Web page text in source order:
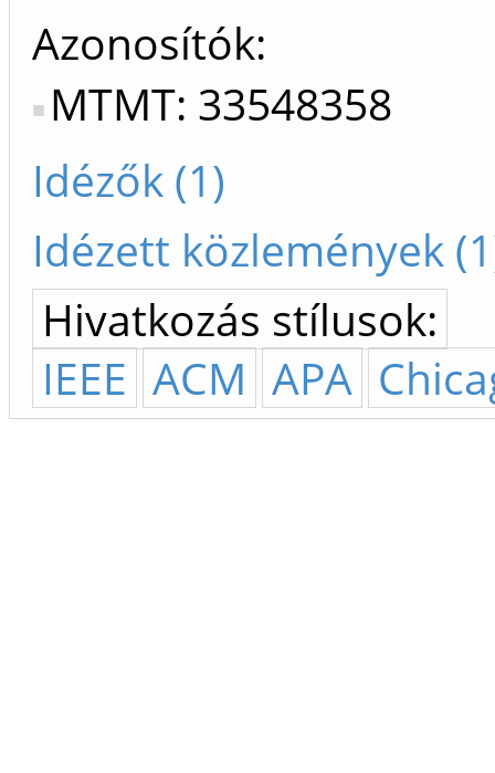
Azonosítók
MTMT: 33548358
Idézők (1)
Idézett közlemények
Hivatkozás stílusok:
IEEE ACM APA